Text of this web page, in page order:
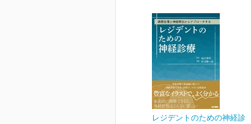
レジデントのための神経診